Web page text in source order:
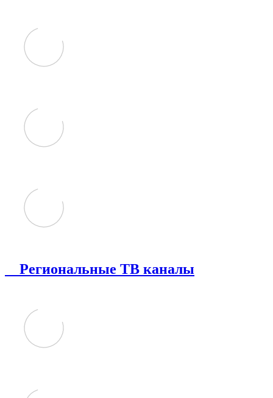
Региональные ТВ каналы